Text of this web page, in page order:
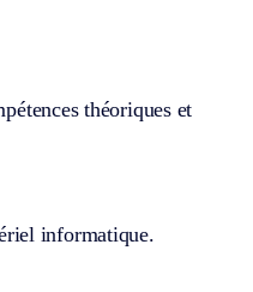
théoriques et
informatique.